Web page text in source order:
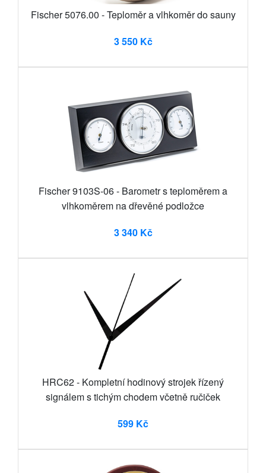
Fischer 5076.00 - Teploměr a vlhkoměr do sauny
3 550 Kč
Fischer 9103S-06 - Barometr s teploměrem a
vlhkoměrem na dřevěné podložce
3 340 Kč
HRC62 - Kompletní hodinový strojek řízený
signálem s tichým chodem včetně ručiček
599 Kč